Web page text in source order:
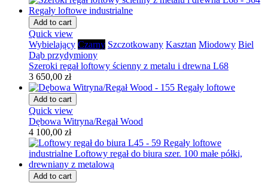
Add to cart
Quick view
Wybielający Czarny Szczotkowany Kasztan Miodowy Biel
Dąb przydymiony
Szeroki regał loftowy ścienny z metalu i drewna L68
3 650,00 zł
Add to cart
Quick view
Dębowa Witryna/Regał Wood
4 100,00 zł
Add to cart